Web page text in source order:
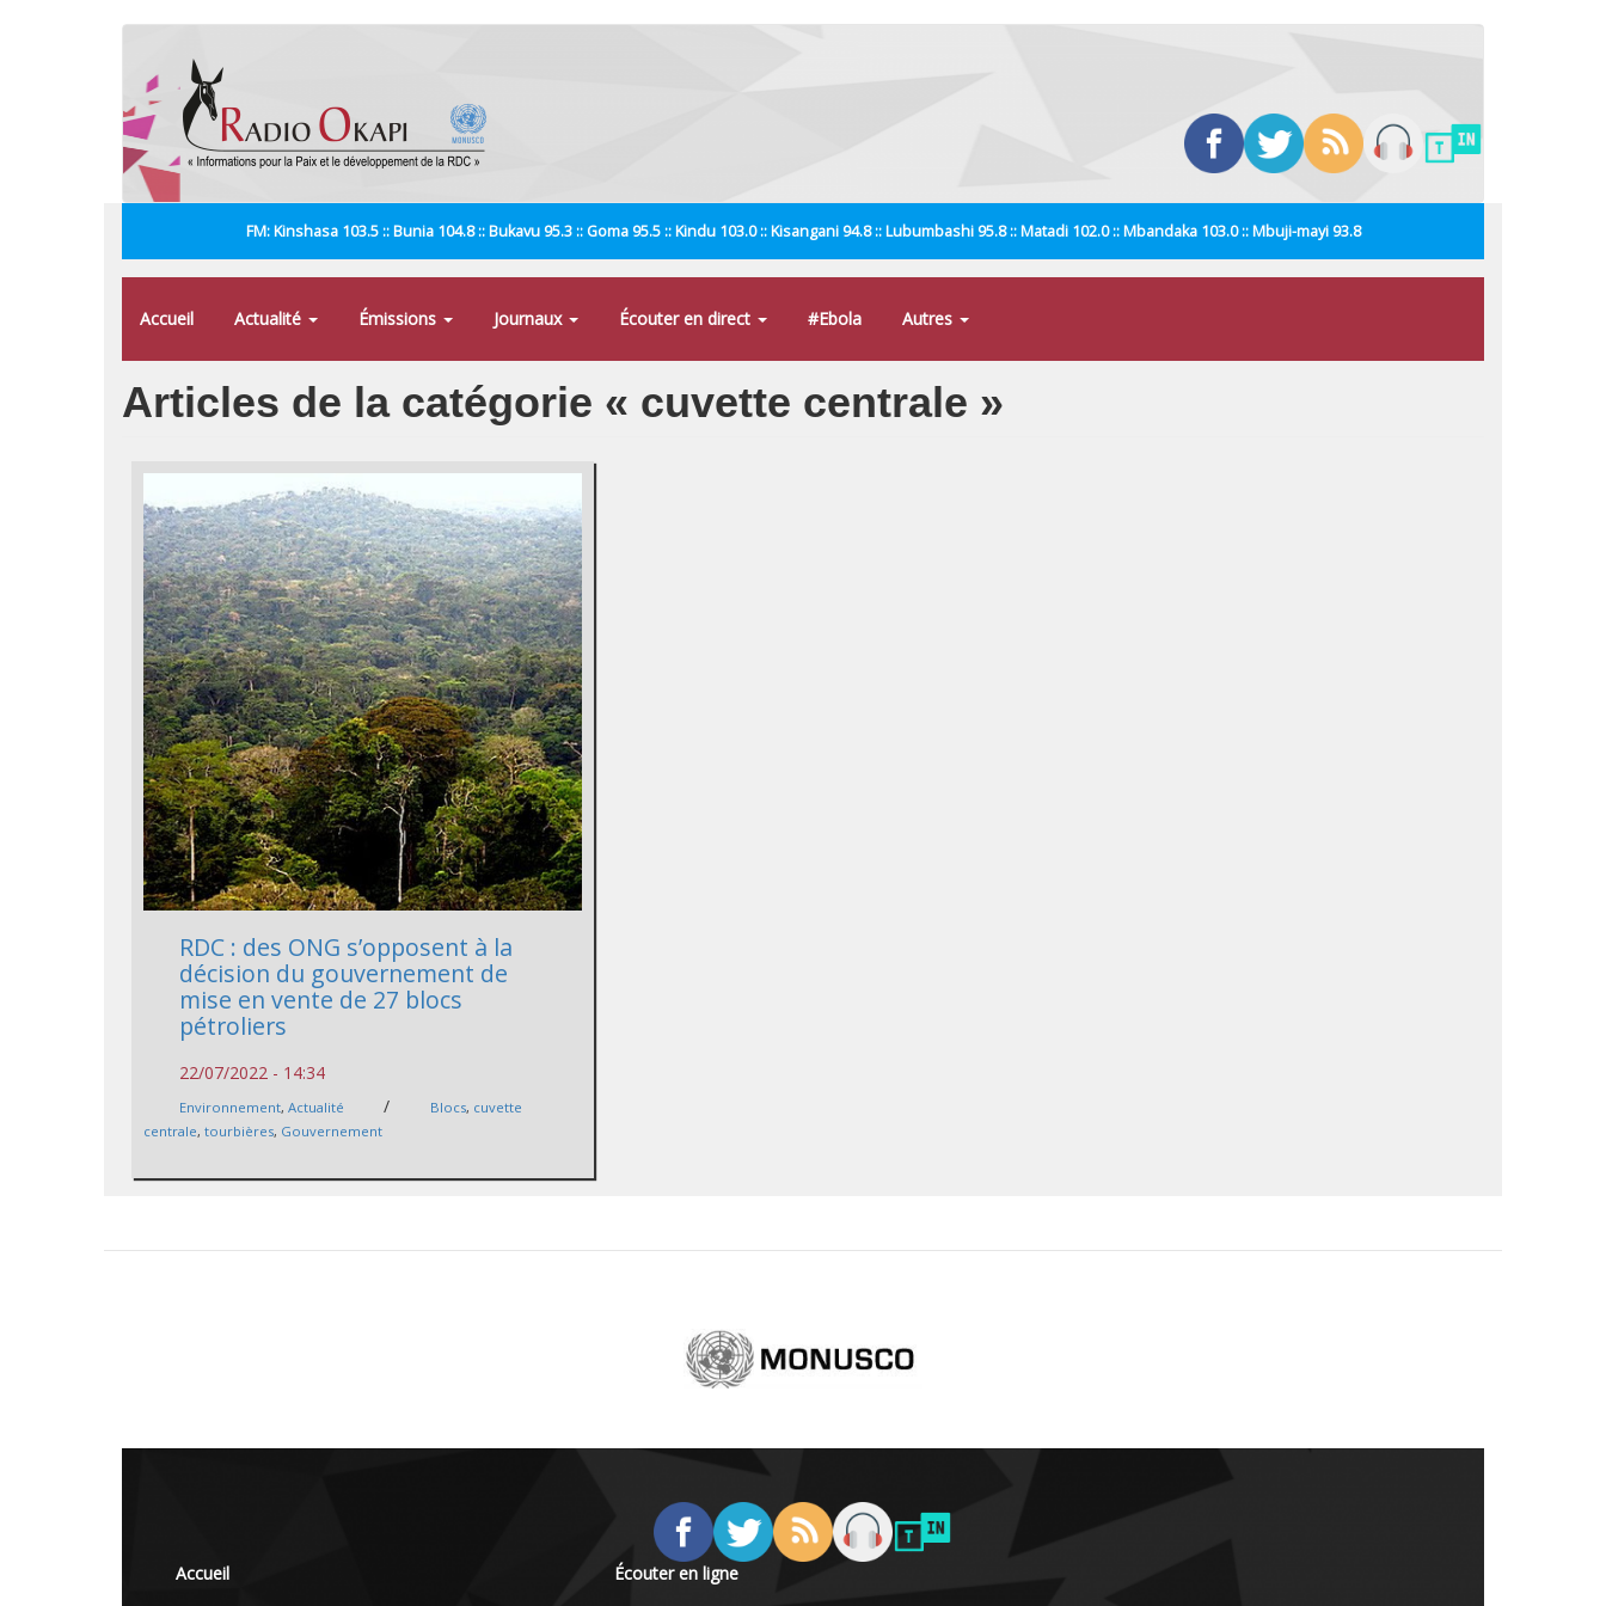
FM: Kinshasa 103.5 :: Bunia 104.8 :: Bukavu 95.3 :: Goma 95.5 :: Kindu 103.0 :: Kisangani 94.8 :: Lubumbashi 95.8 :: Matadi 102.0 :: Mbandaka 103.0 :: Mbuji-mayi 93.8
Accueil Actualité Émissions Journaux Écouter en direct #Ebola Autres
Articles de la catégorie « cuvette centrale »
RDC : des ONG s’opposent à la
décision du gouvernement de
mise en vente de 27 blocs
pétroliers
22/07/2022 - 14:34
Environnement,Actualité / Blocs, cuvette
centrale,tourbières, Gouvernement
Accueil Écouter en ligne